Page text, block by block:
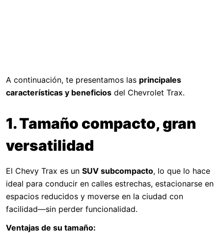
A continuación, te presentamos las principales
características y beneficios del Chevrolet Trax.
1. Tamaño compacto, gran
versatilidad
El Chevy Trax es un SUV subcompacto, lo que lo hace
ideal para conducir en calles estrechas, estacionarse en
espacios reducidos y moverse en la ciudad con
facilidad—sin perder funcionalidad.
Ventajas de su tamaño: